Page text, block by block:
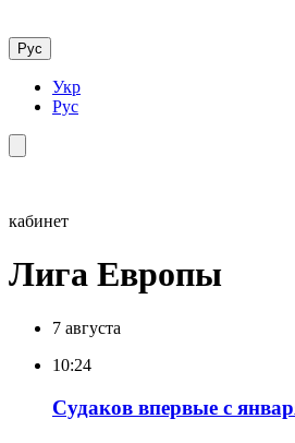
Рус
Укр
Рус
кабинет
Лига Европы
7 августа
10:24
Судаков впервые с